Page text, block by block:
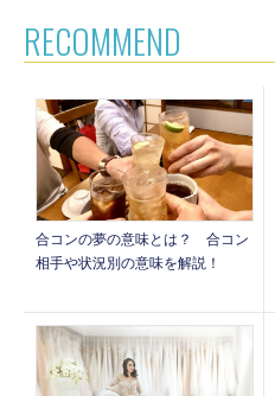
RECOMMEND
合コンの夢の意味とは？ 合コン
相手や状況別の意味を解説！